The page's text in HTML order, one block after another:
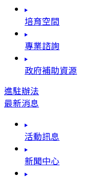
培育空間
專業諮詢
政府補助資源
進駐辦法
最新消息
活動訊息
新聞中心